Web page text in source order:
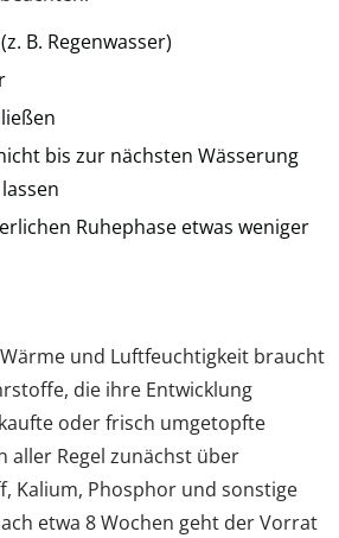
B. Regenwasser)
bis zur nächsten Wässerung
Ruhephase etwas weniger
und Luftfeuchtigkeit braucht
die ihre Entwicklung
oder frisch umgetopfte
aller Regel zunächst über
Kalium, Phosphor und sonstige
etwa 8 Wochen geht der Vorrat